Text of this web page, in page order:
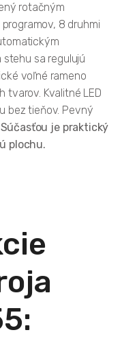
rotačným
8 druhmi
stehu sa regulujú
voľné rameno
tvarov. Kvalitné LED
bez tieňov. Pevný
Súčasťou je praktický
plochu.